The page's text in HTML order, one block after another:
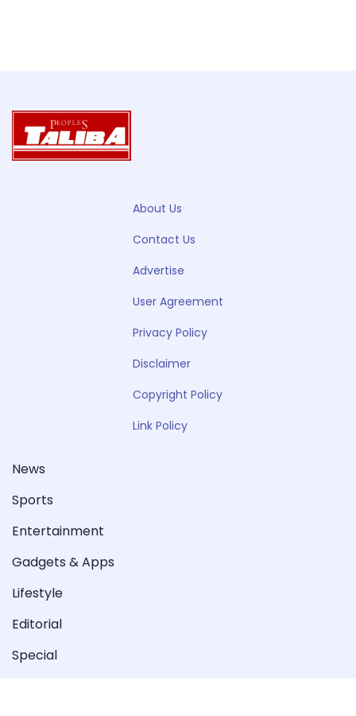
About Us
Contact Us
Advertise
User Agreement
Privacy Policy
Disclaimer
Copyright Policy
Link Policy
News
Sports
Entertainment
Gadgets & Apps
Lifestyle
Editorial
Special